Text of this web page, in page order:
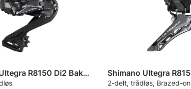
Shimano Ultegra R8150 Di2 Bakgir
2-delt, trådløs, Brazed-on